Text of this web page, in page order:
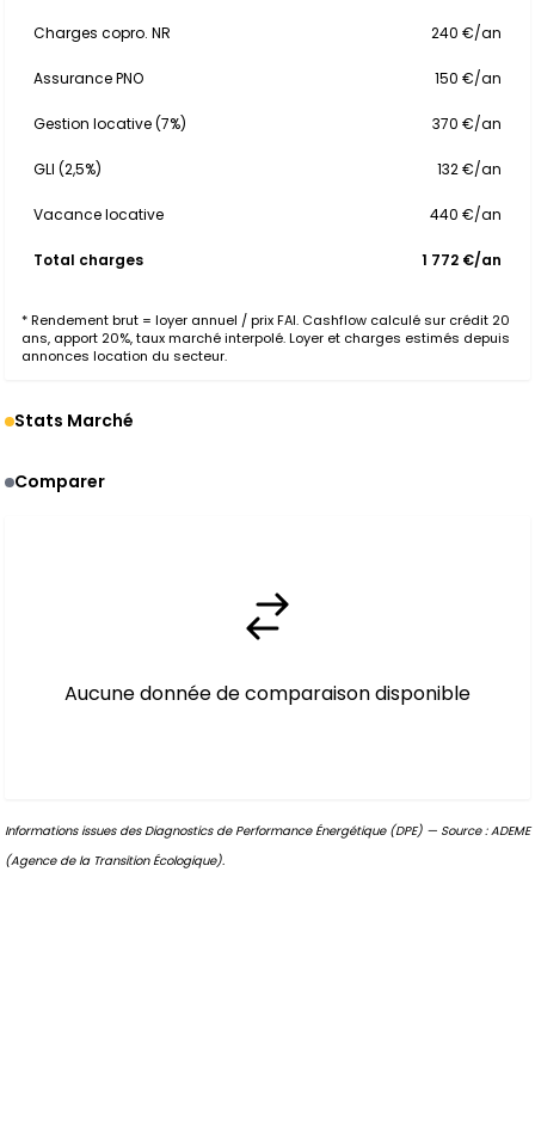
Charges copro. NR 240 €/an
Assurance PNO 150 €/an
Gestion locative (7%) 370 €/an
GLI (2,5%) 132 €/an
Vacance locative 440 €/an
Total charges 1 772 €/an
* Rendement brut = loyer annuel / prix FAI. Cashflow calculé sur crédit 20
ans, apport 20%, taux marché interpolé. Loyer et charges estimés depuis
annonces location du secteur.
Stats Marché
Comparer
Aucune donnée de comparaison disponible
Informations issues des Diagnostics de Performance Énergétique (DPE) — Source : ADEME
(Agence de la Transition Écologique).